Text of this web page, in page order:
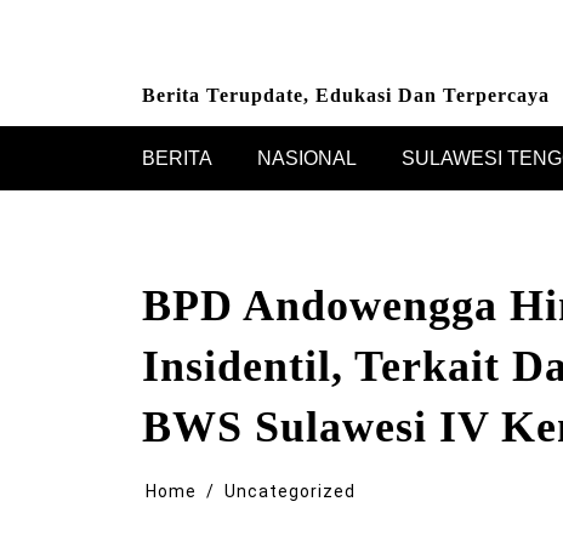
Berita Terupdate, Edukasi Dan Terpercaya
BERITA NASIONAL SULAWESI
BPD Andowengga
Insidentil, Terkait
BWS Sulawesi IV
Home Uncategorized